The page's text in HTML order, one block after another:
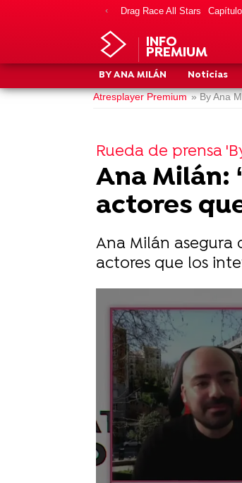
Drag Race All Stars
INFO
PREMIUM
BY ANA MILÁN Noticias
Atresplayer Premium » By Ana
Rueda de prensa
Ana Milán:
actores
Ana Milán asegura
actores que los